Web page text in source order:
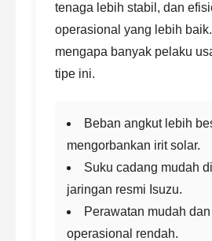
tenaga lebih stabil, dan
operasional yang lebih
mengapa banyak pelaku
tipe ini.
Beban angkut lebih
mengorbankan irit solar.
Suku cadang mudah
jaringan resmi Isuzu.
Perawatan mudah
operasional rendah.